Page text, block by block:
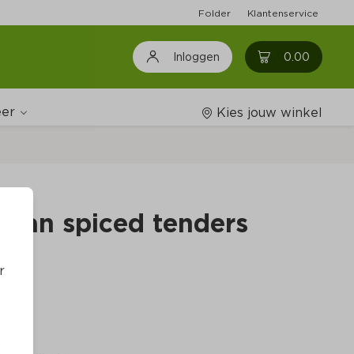
Folder Klantenservice
Inloggen 0.00 0
Kies jouw winkel
spiced tenders